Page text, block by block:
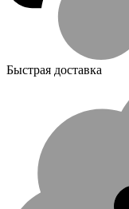
Быстрая доставка